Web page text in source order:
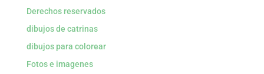
Derechos reservados
dibujos de catrinas
dibujos para colorear
Fotos e imagenes